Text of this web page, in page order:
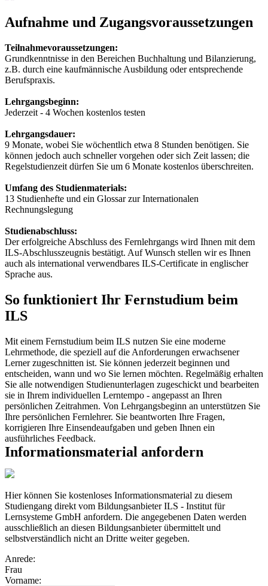
Aufnahme und Zugangsvoraussetzungen
Teilnahmevoraussetzungen:
Grundkenntnisse in den Bereichen Buchhaltung und Bilanzierung,
z.B. durch eine kaufmännische Ausbildung oder entsprechende
Berufspraxis.
Lehrgangsbeginn:
Jederzeit - 4 Wochen kostenlos testen
Lehrgangsdauer:
9 Monate, wobei Sie wöchentlich etwa 8 Stunden benötigen. Sie
können jedoch auch schneller vorgehen oder sich Zeit lassen; die
Regelstudienzeit dürfen Sie um 6 Monate kostenlos überschreiten.
Umfang des Studienmaterials:
13 Studienhefte und ein Glossar zur Internationalen
Rechnungslegung
Studienabschluss:
Der erfolgreiche Abschluss des Fernlehrgangs wird Ihnen mit dem
ILS-Abschlusszeugnis bestätigt. Auf Wunsch stellen wir es Ihnen
auch als international verwendbares ILS-Certificate in englischer
Sprache aus.
So funktioniert Ihr Fernstudium beim
ILS
Mit einem Fernstudium beim ILS nutzen Sie eine moderne
Lehrmethode, die speziell auf die Anforderungen erwachsener
Lerner zugeschnitten ist. Sie können jederzeit beginnen und
entscheiden, wann und wo Sie lernen möchten. Regelmäßig erhalten
Sie alle notwendigen Studienunterlagen zugeschickt und bearbeiten
sie in Ihrem individuellen Lerntempo - angepasst an Ihren
persönlichen Zeitrahmen. Von Lehrgangsbeginn an unterstützen Sie
Ihre persönlichen Fernlehrer. Sie beantworten Ihre Fragen,
korrigieren Ihre Einsendeaufgaben und geben Ihnen ein
ausführliches Feedback.
Informationsmaterial anfordern
Hier können Sie kostenloses Informationsmaterial zu diesem
Studiengang direkt vom Bildungsanbieter ILS - Institut für
Lernsysteme GmbH anfordern. Die angegebenen Daten werden
ausschließlich an diesen Bildungsanbieter übermittelt und
selbstverständlich nicht an Dritte weiter gegeben.
Anrede:
Frau
Vorname: